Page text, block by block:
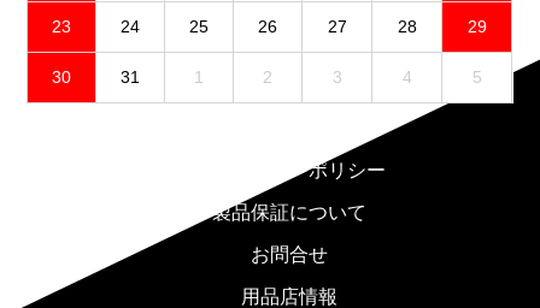
23 24 25 26 27 28 29
30 31 1 2 3 4 5
プライバシーポリシー
製品保証について
お問合せ
用品店情報